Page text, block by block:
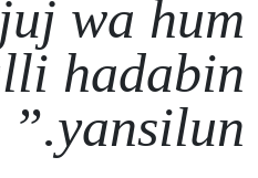
wa hum
hadabin
yansilun.”